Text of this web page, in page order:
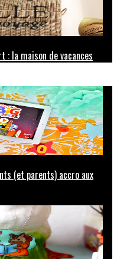
: la maison de vacances
(et parents) accro aux